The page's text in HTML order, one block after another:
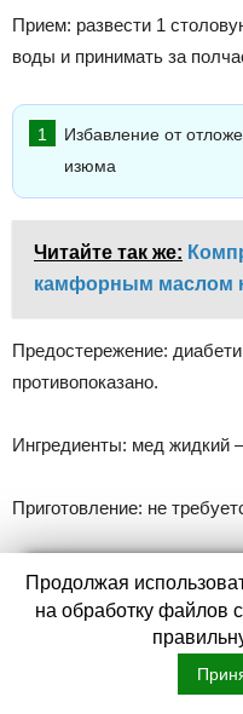
Прием: развести 1
воды и принимать за
Избавление от
изюма
Читайте так же:
камфорным маслом
Предостережение:
противопоказано.
Ингредиенты: мед жидкий –
Приготовление: не
Прием: в
завтрака 100
грамм изюма.
Продолжая
на обработку файлов